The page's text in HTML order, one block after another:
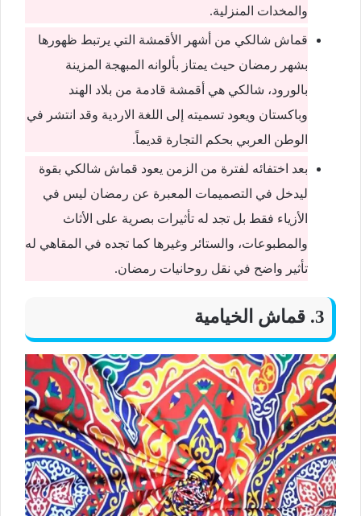
والمخدات المنزلية.
قماش شالكي من أشهر الأقمشة التي يرتبط ظهورها
بشهر رمضان حيث يمتاز بألوانه المبهجة المزينة
بالورود، شالكي هي أقمشة قادمة من بلاد الهند
وباكستان ويعود تسميته إلى اللغة الاردية وقد انتشر في
الوطن العربي بحكم التجارة قديماً.
بعد اختفائه لفترة من الزمن يعود قماش شالكي بقوة
ليدخل في التصميمات المعبرة عن رمضان ليس في
الأزياء فقط بل تجد له تأثيرات بصرية على الأثاث
والمطبوعات، والستائر وغيرها كما تجده في المقاهي له
تأثير واضح في نقل روحانيات رمضان.
3. قماش الخيامية